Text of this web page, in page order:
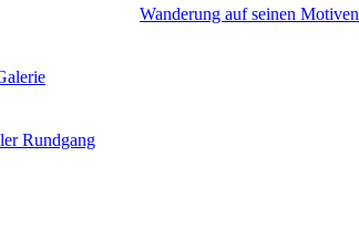
Rundgang
Wanderung auf seinen Motiven